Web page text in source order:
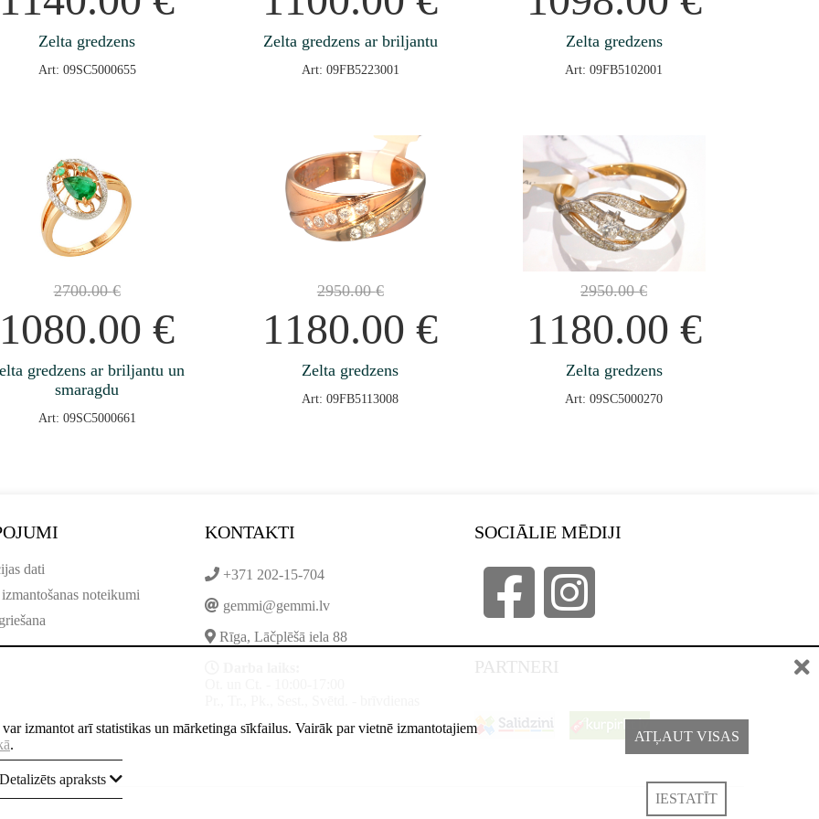
Zelta gredzens
Art: 09SC5000655
Zelta gredzens ar briljantu
Art: 09FB5223001
Zelta gredzens
Art: 09FB5102001
2700.00€
1080.00€
gredzens ar briljantu un
smaragdu
Art: 09SC5000661
2950.00€
1180.00€
Zelta gredzens
Art: 09FB5113008
2950.00€
1180.00 €
Zelta gredzens
Art: 09SC5000270
dati
noteikumi
KONTAKTI
+371 202-15-704
gemmi@gemmi.lv
Rīga, Lāčplēšā iela 88
SOCIĀLIE MĒDIJI
PARTNERI
izmantot arī statistikas un mārketinga sīkfailus. Vairāk par vietnē izmantotajiem
.
apraksts
ATĻAUT VISAS
IESTATĪT